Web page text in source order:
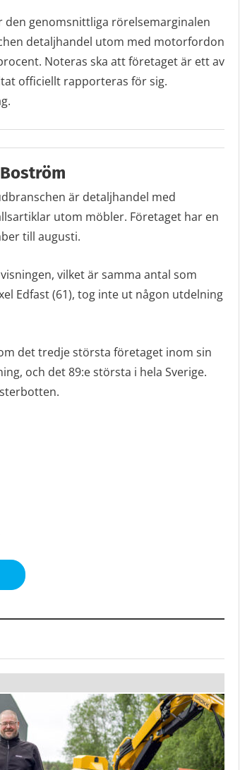
den genomsnittliga rörelsemarginalen
detaljhandel utom med motorfordon
Noteras ska att företaget är ett av
officiellt rapporteras för sig.
är detaljhandel med
utom möbler. Företaget har en
till augusti.
vilket är samma antal som
Edfast (61), tog inte ut någon utdelning
det tredje största företaget inom sin
och det 89:e största i hela Sverige.